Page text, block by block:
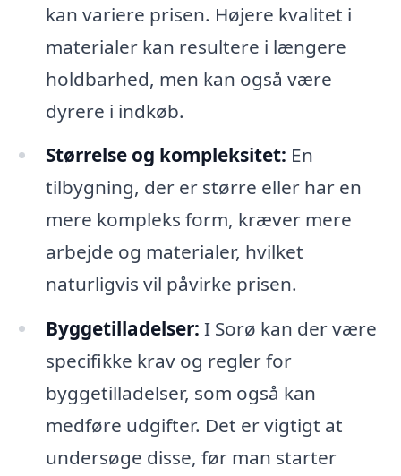
kan variere prisen. Højere kvalitet i
materialer kan resultere i længere
holdbarhed, men kan også være
dyrere i indkøb.
Størrelse og kompleksitet: En
tilbygning, der er større eller har en
mere kompleks form, kræver mere
arbejde og materialer, hvilket
naturligvis vil påvirke prisen.
Byggetilladelser: I Sorø kan der være
specifikke krav og regler for
byggetilladelser, som også kan
medføre udgifter. Det er vigtigt at
undersøge disse, før man starter